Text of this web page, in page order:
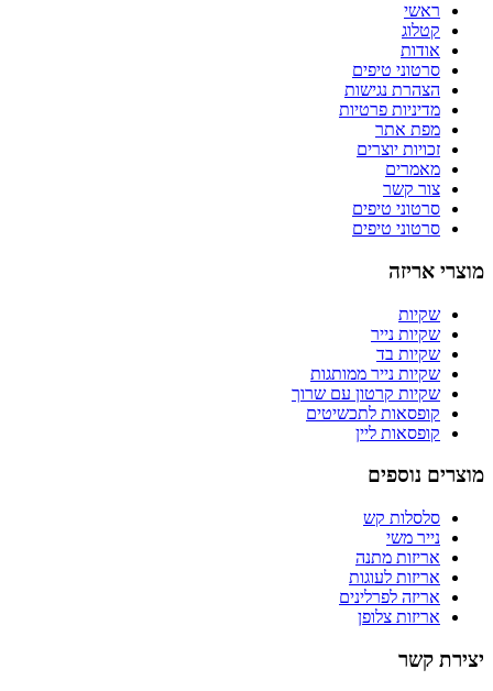
ראשי
קטלוג
אודות
סרטוני טיפים
הצהרת נגישות
מדיניות פרטיות
מפת אתר
זכויות יוצרים
מאמרים
צור קשר
סרטוני טיפים
סרטוני טיפים
אריזה
שקיות
שקיות נייר
שקיות בד
שקיות נייר ממותגות
שקיות קרטון עם שרוך
קופסאות לתכשיטים
קופסאות ליין
נוספים
סלסלות קש
נייר משי
אריזות מתנה
אריזות לעוגות
אריזה לפרלינים
אריזות צלופן
קשר